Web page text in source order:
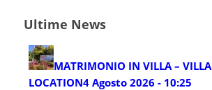
Ultime News
MATRIMONIO IN VILLA – VILLA
LOCATION4 Agosto 2026 - 10:25